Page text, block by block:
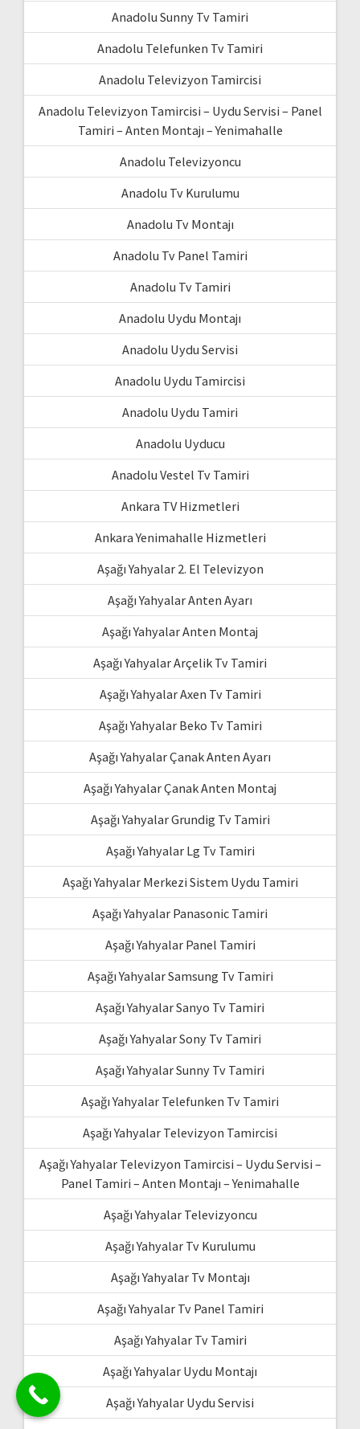
Anadolu Sunny Tv Tamiri
Anadolu Telefunken Tv Tamiri
Anadolu Televizyon Tamircisi
Anadolu Televizyon Tamircisi – Uydu Servisi – Panel
Tamiri – Anten Montajı – Yenimahalle
Anadolu Televizyoncu
Anadolu Tv Kurulumu
Anadolu Tv Montajı
Anadolu Tv Panel Tamiri
Anadolu Tv Tamiri
Anadolu Uydu Montajı
Anadolu Uydu Servisi
Anadolu Uydu Tamircisi
Anadolu Uydu Tamiri
Anadolu Uyducu
Anadolu Vestel Tv Tamiri
Ankara TV Hizmetleri
Ankara Yenimahalle Hizmetleri
Aşağı Yahyalar 2. El Televizyon
Aşağı Yahyalar Anten Ayarı
Aşağı Yahyalar Anten Montaj
Aşağı Yahyalar Arçelik Tv Tamiri
Aşağı Yahyalar Axen Tv Tamiri
Aşağı Yahyalar Beko Tv Tamiri
Aşağı Yahyalar Çanak Anten Ayarı
Aşağı Yahyalar Çanak Anten Montaj
Aşağı Yahyalar Grundig Tv Tamiri
Aşağı Yahyalar Lg Tv Tamiri
Aşağı Yahyalar Merkezi Sistem Uydu Tamiri
Aşağı Yahyalar Panasonic Tamiri
Aşağı Yahyalar Panel Tamiri
Aşağı Yahyalar Samsung Tv Tamiri
Aşağı Yahyalar Sanyo Tv Tamiri
Aşağı Yahyalar Sony Tv Tamiri
Aşağı Yahyalar Sunny Tv Tamiri
Aşağı Yahyalar Telefunken Tv Tamiri
Aşağı Yahyalar Televizyon Tamircisi
Aşağı Yahyalar Televizyon Tamircisi – Uydu Servisi –
Panel Tamiri – Anten Montajı – Yenimahalle
Aşağı Yahyalar Televizyoncu
Aşağı Yahyalar Tv Kurulumu
Aşağı Yahyalar Tv Montajı
Aşağı Yahyalar Tv Panel Tamiri
Aşağı Yahyalar Tv Tamiri
Aşağı Yahyalar Uydu Montajı
Aşağı Yahyalar Uydu Servisi